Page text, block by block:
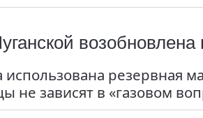
возобновлена
использована резервная
не зависят в «газовом